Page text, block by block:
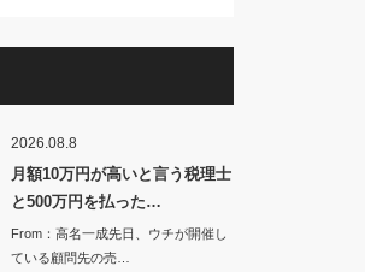
2026.08.8
月額10万円が高いと言う税理士
と500万円を払った…
From：高名一成先日、ウチが開催し
ている顧問先の売…